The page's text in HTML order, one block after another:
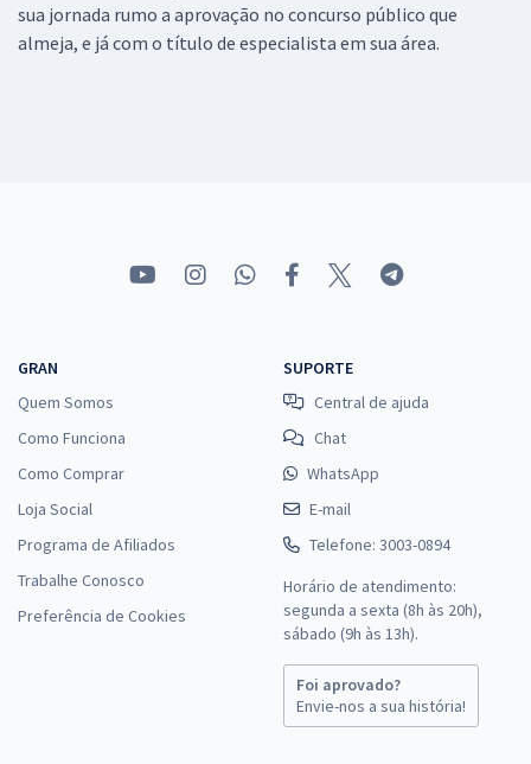
sua jornada rumo a aprovação no concurso público que
almeja, e já com o título de especialista em sua área.
GRAN
Quem Somos
Como Funciona
Como Comprar
Loja Social
Programa de Afiliados
Trabalhe Conosco
Preferência de Cookies
SUPORTE
Central de ajuda
Chat
WhatsApp
E-mail
Telefone: 3003-0894
Horário de atendimento:
segunda a sexta (8h às 20h),
sábado (9h às 13h).
Foi aprovado?
Envie-nos a sua história!